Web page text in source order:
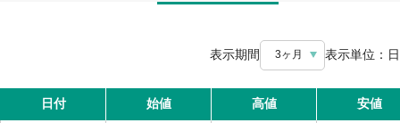
表示期間 3ヶ月 表示単位： 日
日付 始値 高値 安値